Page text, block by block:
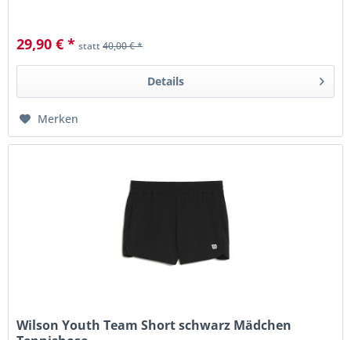
29,90 € * statt40,00 € *
Details
Merken
Wilson Youth Team Short schwarz Mädchen